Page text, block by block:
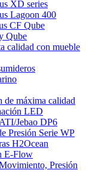
XD series
Lagoon 400
CF Qube
Qube
calidad con mueble
de máxima calidad
LED
Jebao DP6
Presión Serie WP
H2Ocean
E-Flow
Presión